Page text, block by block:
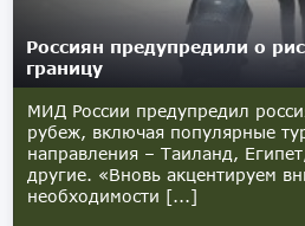
Россиян предупредили о
границу
МИД России предупредил
рубеж, включая популярные
направления – Таиланд,
другие. «Вновь акцентируем
необходимости [...]